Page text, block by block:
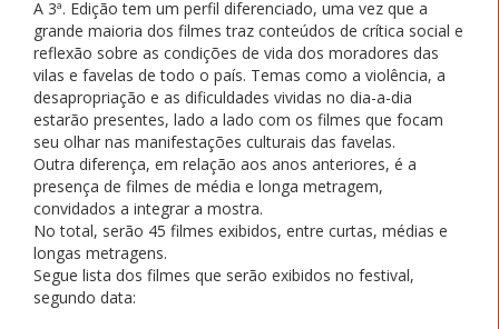
A 3ª. Edição tem um perfil diferenciado, uma vez que a
grande maioria dos filmes traz conteúdos de crítica social e
reflexão sobre as condições de vida dos moradores das
vilas e favelas de todo o país. Temas como a violência, a
desapropriação e as dificuldades vividas no dia-a-dia
estarão presentes, lado a lado com os filmes que focam
seu olhar nas manifestações culturais das favelas.
Outra diferença, em relação aos anos anteriores, é a
presença de filmes de média e longa metragem,
convidados a integrar a mostra.
No total, serão 45 filmes exibidos, entre curtas, médias e
longas metragens.
Segue lista dos filmes que serão exibidos no festival,
segundo data: